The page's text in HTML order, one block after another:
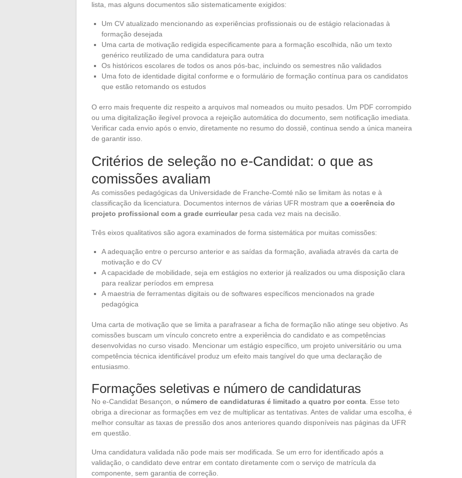
lista, mas alguns documentos são sistematicamente exigidos:
Um CV atualizado mencionando as experiências profissionais ou de estágio relacionadas à
formação desejada
Uma carta de motivação redigida especificamente para a formação escolhida, não um texto
genérico reutilizado de uma candidatura para outra
Os históricos escolares de todos os anos pós-bac, incluindo os semestres não validados
Uma foto de identidade digital conforme e o formulário de formação contínua para os candidatos
que estão retomando os estudos
O erro mais frequente diz respeito a arquivos mal nomeados ou muito pesados. Um PDF corrompido
ou uma digitalização ilegível provoca a rejeição automática do documento, sem notificação imediata.
Verificar cada envio após o envio, diretamente no resumo do dossiê, continua sendo a única maneira
de garantir isso.
Critérios de seleção no e-Candidat: o que as
comissões avaliam
As comissões pedagógicas da Universidade de Franche-Comté não se limitam às notas e à
classificação da licenciatura. Documentos internos de várias UFR mostram que a coerência do
projeto profissional com a grade curricularpesa cada vez mais na decisão.
Três eixos qualitativos são agora examinados de forma sistemática por muitas comissões:
A adequação entre o percurso anterior e as saídas da formação, avaliada através da carta de
motivação e do CV
A capacidade de mobilidade, seja em estágios no exterior já realizados ou uma disposição clara
para realizar períodos em empresa
A maestria de ferramentas digitais ou de softwares específicos mencionados na grade
pedagógica
Uma carta de motivação que se limita a parafrasear a ficha de formação não atinge seu objetivo. As
comissões buscam um vínculo concreto entre a experiência do candidato e as competências
desenvolvidas no curso visado. Mencionar um estágio específico, um projeto universitário ou uma
competência técnica identificável produz um efeito mais tangível do que uma declaração de
entusiasmo.
Formações seletivas e número de candidaturas
No e-Candidat Besançon, o número de candidaturas é limitado a quatro por conta. Esse teto
obriga a direcionar as formações em vez de multiplicar as tentativas. Antes de validar uma escolha, é
melhor consultar as taxas de pressão dos anos anteriores quando disponíveis nas páginas da UFR
em questão.
Uma candidatura validada não pode mais ser modificada. Se um erro for identificado após a
validação, o candidato deve entrar em contato diretamente com o serviço de matrícula da
componente, sem garantia de correção.